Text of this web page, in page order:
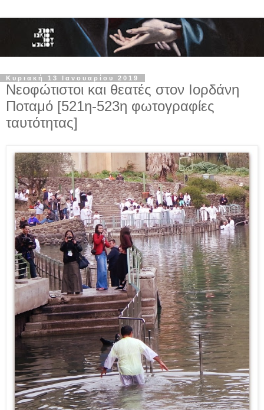
Κυριακή 13 Ιανουαρίου 2019
Νεοφώτιστοι και θεατές στον Ιορδάνη
Ποταμό [521η-523η φωτογραφίες
ταυτότητας]